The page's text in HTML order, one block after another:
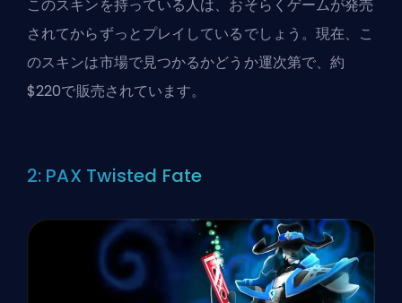
このスキンを持っている人は、おそらくゲームが発売
されてからずっとプレイしているでしょう。現在、こ
のスキンは市場で見つかるかどうか運次第で、約
$220で販売されています。
2: PAX Twisted Fate